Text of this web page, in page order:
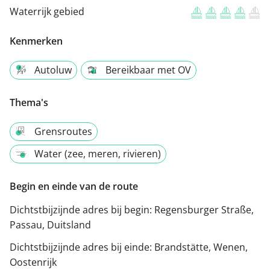
Waterrijk gebied
Kenmerken
Autoluw Bereikbaar met OV
Thema's
Grensroutes
Water (zee, meren, rivieren)
Begin en einde van de route
Dichtstbijzijnde adres bij begin: Regensburger Straße,
Passau, Duitsland
Dichtstbijzijnde adres bij einde: Brandstätte, Wenen,
Oostenrijk